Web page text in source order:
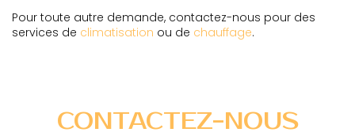
Pour toute autre demande, contactez-nous pour des
services de climatisation ou de chauffage.
CONTACTEZ-NOUS